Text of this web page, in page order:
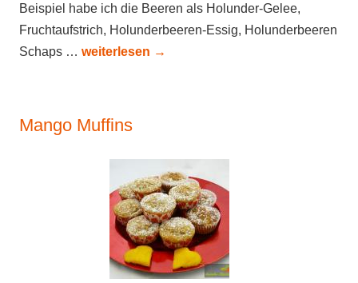
Beispiel habe ich die Beeren als Holunder-Gelee,
Fruchtaufstrich, Holunderbeeren-Essig, Holunderbeeren
Schaps … weiterlesen →
Mango Muffins